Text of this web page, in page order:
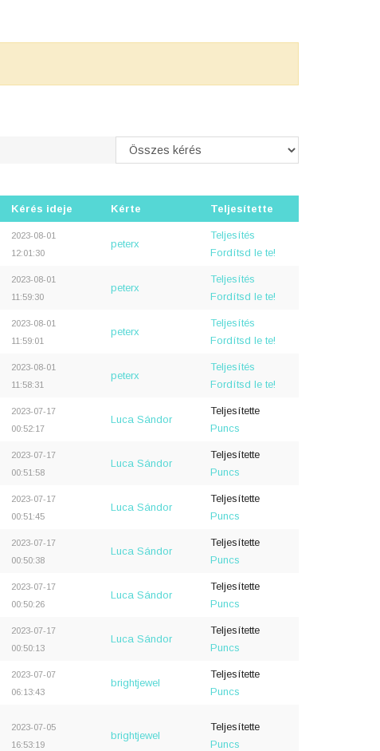
Kérés ideje Kérte Teljesítette
2023-08-01
12:01:30
peterx
Teljesítés
Fordítsd le te!
2023-08-01
11:59:30
peterx
Teljesítés
Fordítsd le te!
2023-08-01
11:59:01
peterx
Teljesítés
Fordítsd le te!
2023-08-01
11:58:31
peterx
Teljesítés
Fordítsd le te!
2023-07-17
00:52:17
Luca Sándor
Teljesítette
Puncs
2023-07-17
00:51:58
Luca Sándor
Teljesítette
Puncs
2023-07-17
00:51:45
Luca Sándor
Teljesítette
Puncs
2023-07-17
00:50:38
Luca Sándor
Teljesítette
Puncs
2023-07-17
00:50:26
Luca Sándor
Teljesítette
Puncs
2023-07-17
00:50:13
Luca Sándor
Teljesítette
Puncs
2023-07-07
06:13:43
brightjewel
Teljesítette
Puncs
2023-07-05
16:53:19
brightjewel
Teljesítette
Puncs